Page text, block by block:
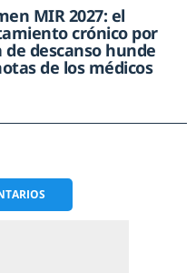
MIR 2027: el
crónico por
descanso hunde
de los médicos